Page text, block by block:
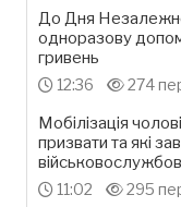
До Дня
одноразову
гривень
12:36 274
Мобілізація
призвати та які
11:02 295